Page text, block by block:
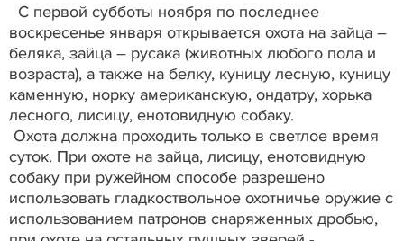
С первой субботы ноября по последнее
воскресенье января открывается охота на зайца –
беляка, зайца – русака (животных любого пола и
возраста), а также на белку, куницу лесную, куницу
каменную, норку американскую, ондатру, хорька
лесного, лисицу, енотовидную собаку.
Охота должна проходить только в светлое время
суток. При охоте на зайца, лисицу, енотовидную
собаку при ружейном способе разрешено
использовать гладкоствольное охотничье оружие с
использованием патронов снаряженных дробью,